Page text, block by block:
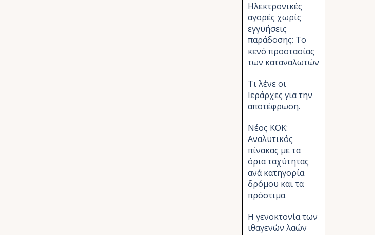
Ηλεκτρονικές
αγορές χωρίς
εγγυήσεις
παράδοσης: Το
κενό προστασίας
των καταναλωτών
Τι λένε οι
Ιεράρχες για την
αποτέφρωση.
Νέος ΚΟΚ:
Αναλυτικός
πίνακας με τα
όρια ταχύτητας
ανά κατηγορία
δρόμου και τα
πρόστιμα
Η γενοκτονία των
ιθαγενών λαών